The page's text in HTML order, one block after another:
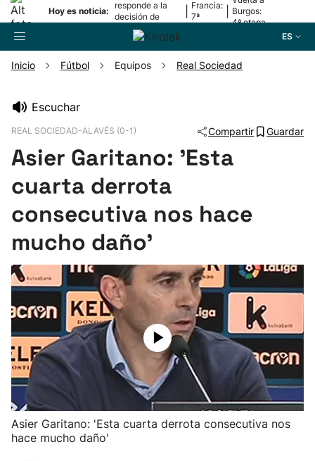
Hoy es noticia:
responde a la
decisión de
Oriamendi
Francia:
7ª
Burgos:
4ª etapa
ES
Pelota
Remo
Herri-kirolak
Balonmano
Kirolak 360
Inicio Fútbol Equipos Real Sociedad
Escuchar
REAL SOCIEDAD-ALAVÉS (0-1) Compartir Guardar
Asier Garitano: 'Esta
cuarta derrota
consecutiva nos hace
mucho daño'
Asier Garitano: 'Esta cuarta derrota consecutiva nos
hace mucho daño'